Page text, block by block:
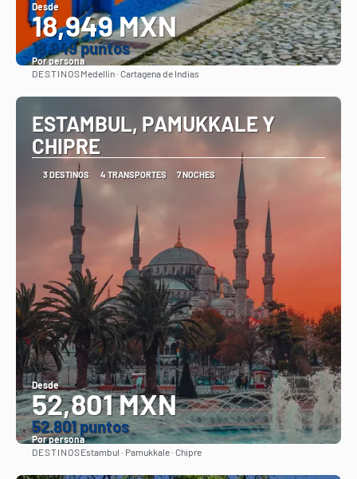
Desde
18,949 MXN
18.949 puntos
Por persona
Ver
DESTINOSMedellín · Cartagena de Indias
ESTAMBUL, PAMUKKALE Y
CHIPRE
3 DESTINOS 4 TRANSPORTES 7 NOCHES
Desde
52,801 MXN
52.801 puntos
Por persona
Ver
DESTINOSEstambul · Pamukkale · Chipre